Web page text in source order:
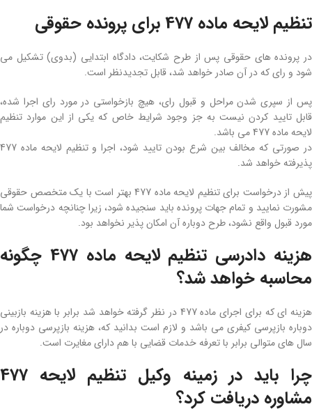
تنظیم لایحه ماده 477 برای پرونده حقوقی
در پرونده‌ های حقوقی پس از طرح شکایت، دادگاه ابتدایی (بدوی) تشکیل می‌
شود و رای که در آن صادر خواهد شد، قابل تجدیدنظر است.
پس از سپری شدن مراحل و قبول رای، هیچ بازخواستی در مورد رای اجرا شده،
قابل تایید کردن نیست به جز وجود شرایط خاص که یکی از این موارد تنظیم
لایحه ماده 477 می‌ باشد.
در صورتی که مخالف بین شرع بودن تایید شود، اجرا و تنظیم لایحه ماده 477
پذیرفته خواهد شد.
پیش از درخواست برای تنظیم لایحه ماده 477 بهتر است با یک متخصص حقوقی
مشورت نمایید و تمام جهات پرونده باید سنجیده شود، زیرا چنانچه درخواست شما
مورد قبول واقع نشود، طرح دوباره آن امکان‌ پذیر نخواهد بود.
هزینه دادرسی تنظیم لایحه ماده 477 چگونه
محاسبه خواهد شد؟
هزینه‌ ای که برای اجرای ماده 477 در نظر گرفته خواهد شد برابر با هزینه بازبینی
دوباره بازپرسی کیفری می‌ باشد و لازم است بدانید که، هزینه بازپرسی دوباره در
سال‌ های متوالی برابر با تعرفه خدمات قضایی با هم دارای مغایرت است.
چرا باید در زمینه وکیل تنظیم لایحه 477
مشاوره دریافت کرد؟